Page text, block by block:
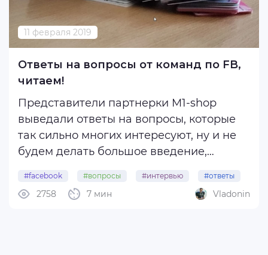
11 февраля 2019
Ответы на вопросы от команд по FB,
читаем!
Представители партнерки M1-shop
выведали ответы на вопросы, которые
так сильно многих интересуют, ну и не
будем делать большое введение,
Приветствуем вас, арбитражники!
#facebook #вопросы #интервью #ответы
#команды 7 мин
2758 Vladonin